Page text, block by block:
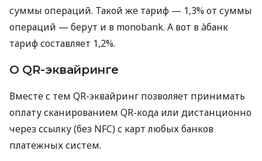
суммы операций. Такой же тариф — 1,3% от суммы
операций — берут и в monobank. А вот в àбанк
тариф составляет 1,2%.
О QR-эквайринге
Вместе с тем QR-эквайринг позволяет принимать
оплату сканированием QR-кода или дистанционно
через ссылку (без NFC) с карт любых банков
платежных систем.